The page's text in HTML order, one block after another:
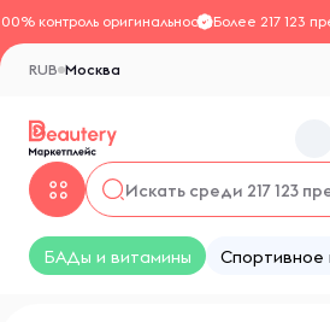
контроль оригинальностиБолее 217 123
Москва
RUB
БАДы и витамины Спортивное